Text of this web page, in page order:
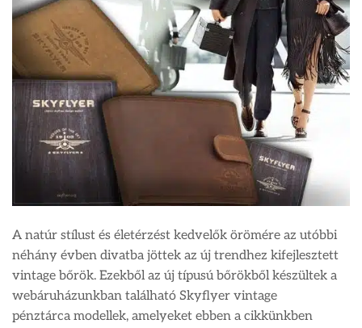
A natúr stílust és életérzést kedvelők örömére az utóbbi
néhány évben divatba jöttek az új trendhez kifejlesztett
vintage bőrök. Ezekből az új típusú bőrökből készültek a
webáruházunkban található Skyflyer vintage
pénztárca modellek, amelyeket ebben a cikkünkben